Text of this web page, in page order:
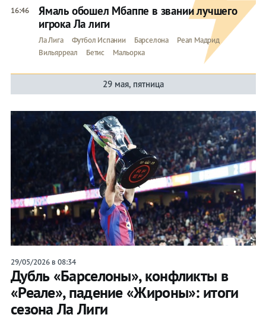
16:46
Ямаль обошел Мбаппе в звании лучшего
игрока Ла лиги
Ла Лига Футбол Испании Барселона
Реал Мадрид
Вильярреал
Бетис Мальорка
29 мая, пятница
29/05/2026 в 08:34
Дубль «Барселоны», конфликты в
«Реале», падение «Жироны»: итоги
сезона Ла Лиги
Эйбар
Эспаньол
Прогнозы
на спорт
Букмекеры
Хоккей
Теннис
Прочие
Игры